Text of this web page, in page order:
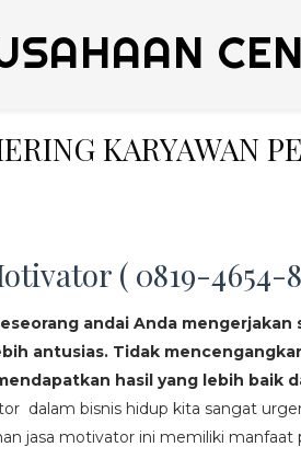
KARYAWAN
( 0819-4654-
andai Anda mengerjakan
antusias. Tidak
hasil yang lebih baik
dalam bisnis hidup kita sangat
jasa motivator ini memiliki manfaat